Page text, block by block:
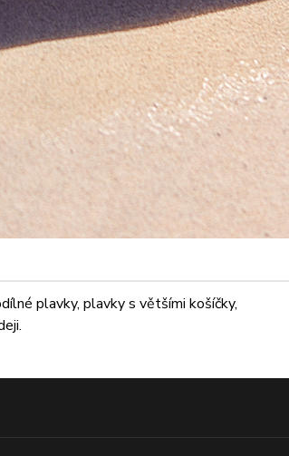
plavky, plavky s většími košíčky,